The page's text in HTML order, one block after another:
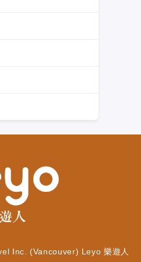
Inc. (Vancouver) Leyo 樂遊人